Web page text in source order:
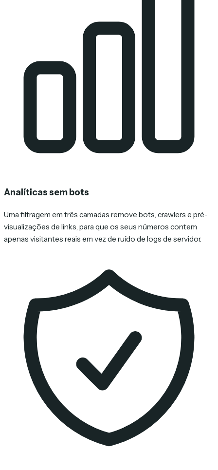
Analíticas sem bots
Uma filtragem em três camadas remove bots, crawlers e pré-
visualizações de links, para que os seus números contem
apenas visitantes reais em vez de ruído de logs de servidor.